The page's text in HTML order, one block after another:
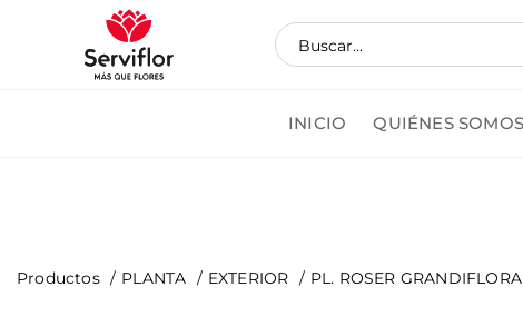
INICIO QUIÉNES SOMOS
Productos PLANTA EXTERIOR PL. ROSER